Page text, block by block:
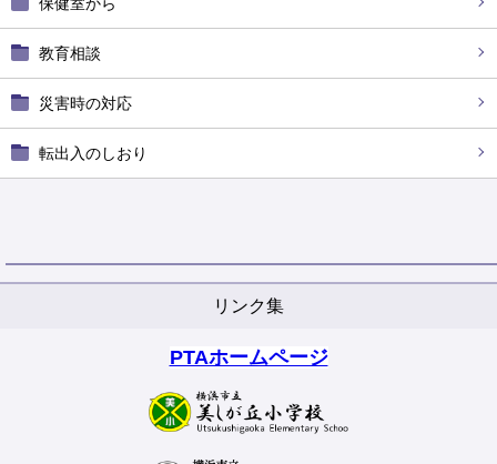
教育相談
災害時の対応
転出入のしおり
リンク集
PTAホームページ